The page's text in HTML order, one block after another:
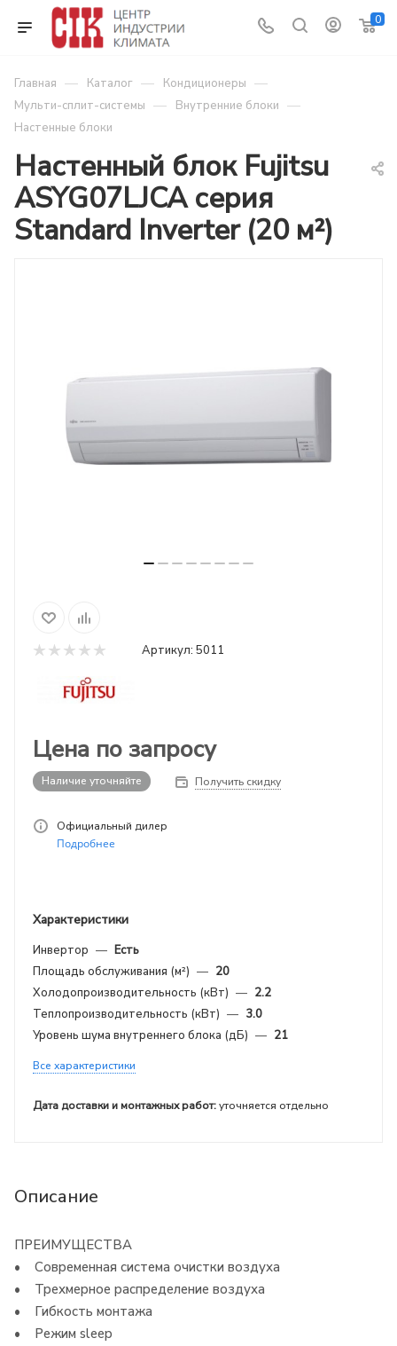
0
Главная — Каталог — Кондиционеры —
Мульти-сплит-системы — Внутренние блоки —
Настенные блоки
Настенный блок Fujitsu
ASYG07LJCA серия
Standard Inverter (20 м²)
Артикул: 5011
Цена по запросу
Наличие уточняйте Получить скидку
Официальный дилер
Подробнее
Характеристики
Инвертор — Есть
Площадь обслуживания (м²) — 20
Холодопроизводительность (кВт) — 2.2
Теплопроизводительность (кВт) — 3.0
Уровень шума внутреннего блока (дБ) — 21
Все характеристики
Дата доставки и монтажных работ:уточняется отдельно
Описание
ПРЕИМУЩЕСТВА
• Современная система очистки воздуха
• Трехмерное распределение воздуха
• Гибкость монтажа
• Режим sleep